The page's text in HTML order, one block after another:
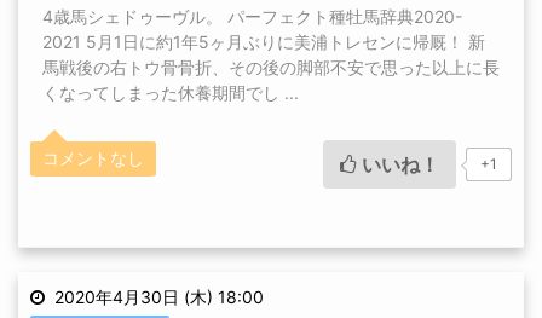
4歳馬シェドゥーヴル。 パーフェクト種牡馬辞典2020-
2021 5月1日に約1年5ヶ月ぶりに美浦トレセンに帰厩！ 新
馬戦後の右トウ骨骨折、その後の脚部不安で思った以上に長
くなってしまった休養期間でし ...
コメントなし いいね！ +1
2020年4月30日 (木) 18:00